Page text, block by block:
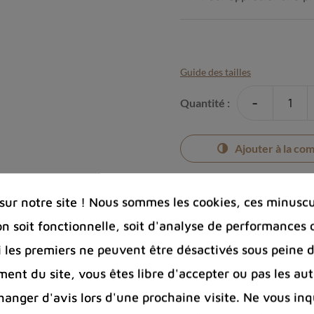
Guide des tailles
Quantité : -
Ajouter à la
Photos
Port offert
100 € pour
Entreprise
notre site ! Nous sommes les cookies, ces
soit fonctionnelle, soit d'analyse de performances
les premiers ne peuvent être désactivés sous peine
du site, vous êtes libre d'accepter ou pas les
d'avis lors d'une prochaine visite. Ne vous